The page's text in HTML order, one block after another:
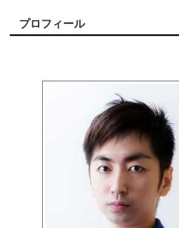
プロフィール